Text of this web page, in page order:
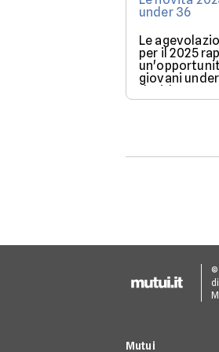
under 36
Le
per il 2025
giovani
desiderano
loro prima
©
Mutui